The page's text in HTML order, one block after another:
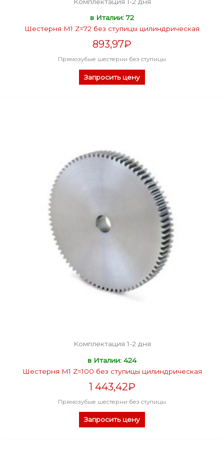
в Италии: 72
Шестерня M1 Z=72 без ступицы цилиндрическая
893,97₽
Прямозубые шестерни без ступицы
Запросить цену
Комплектация 1-2 дня
в Италии: 424
Шестерня M1 Z=100 без ступицы цилиндрическая
1 443,42₽
Прямозубые шестерни без ступицы
Запросить цену